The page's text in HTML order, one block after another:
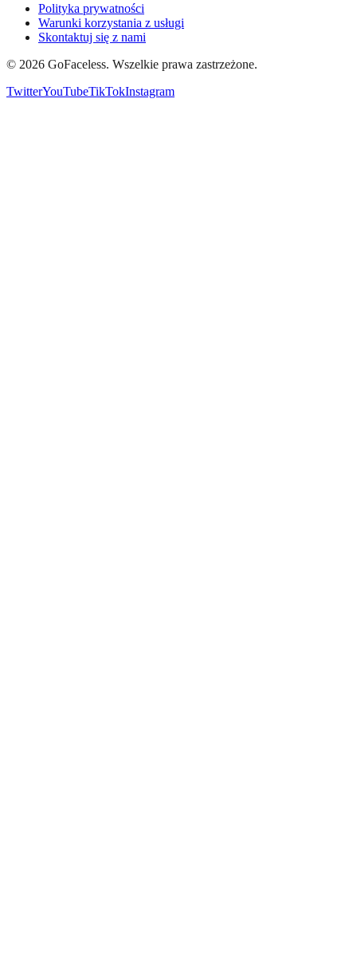
Polityka prywatności
Warunki korzystania z usługi
Skontaktuj się z nami
© 2026 GoFaceless. Wszelkie prawa zastrzeżone.
TwitterYouTubeTikTokInstagram